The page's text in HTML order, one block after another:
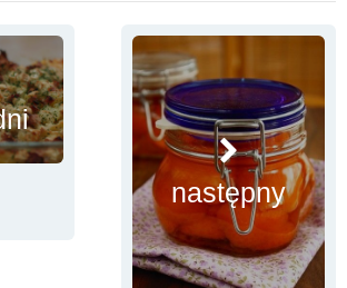
następny